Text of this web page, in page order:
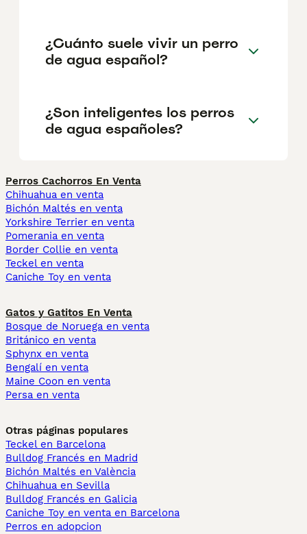
¿Cuánto suele vivir un perro
de agua español?
¿Son inteligentes los perros
de agua españoles?
Perros Cachorros En Venta
Chihuahua en venta
Bichón Maltés en venta
Yorkshire Terrier en venta
Pomerania en venta
Border Collie en venta
Teckel en venta
Caniche Toy en venta
Gatos y Gatitos En Venta
Bosque de Noruega en venta
Británico en venta
Sphynx en venta
Bengalí en venta
Maine Coon en venta
Persa en venta
Otras páginas populares
Teckel en Barcelona
Bulldog Francés en Madrid
Bichón Maltés en València
Chihuahua en Sevilla
Bulldog Francés en Galicia
Caniche Toy en venta en Barcelona
Perros en adopcion